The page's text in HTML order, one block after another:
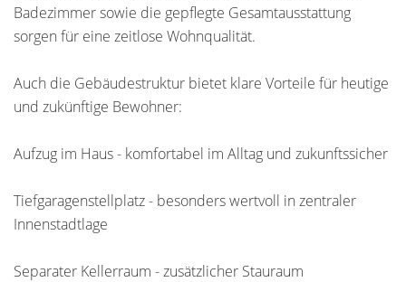
Badezimmer sowie die gepflegte Gesamtausstattung
sorgen für eine zeitlose Wohnqualität.
Auch die Gebäudestruktur bietet klare Vorteile für heutige
und zukünftige Bewohner:
Aufzug im Haus - komfortabel im Alltag und zukunftssicher
Tiefgaragenstellplatz - besonders wertvoll in zentraler
Innenstadtlage
Separater Kellerraum - zusätzlicher Stauraum